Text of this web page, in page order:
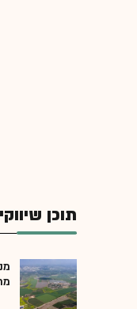
תוכן שיווקי